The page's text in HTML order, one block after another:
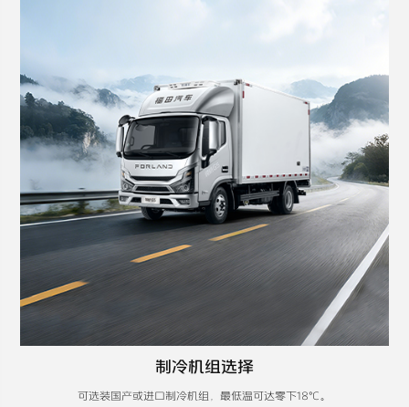
制冷机组选择
可选装国产或进口制冷机组，最低温可达零下18℃。